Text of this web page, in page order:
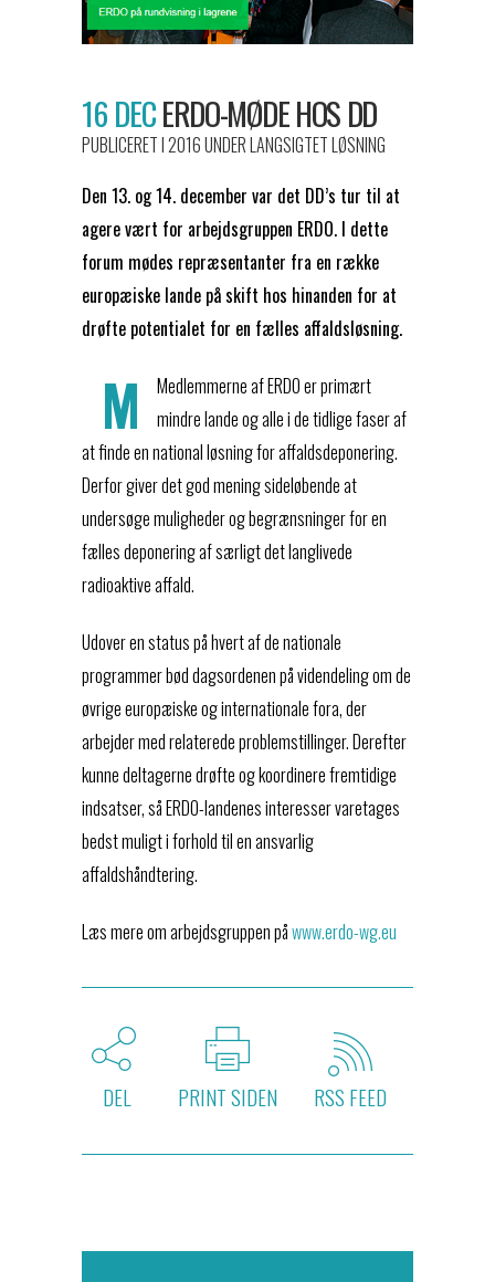
16 DECERDO-MØDE HOS DD
PUBLICERET I 2016UNDERLANGSIGTET LØSNING
Den 13. og 14. december var det DD’s tur til at
agere vært for arbejdsgruppen ERDO. I dette
forum mødes repræsentanter fra en række
europæiske lande på skift hos hinanden for at
drøfte potentialet for en fælles affaldsløsning.
M
Medlemmerne af ERDO er primært
mindre lande og alle i de tidlige faser af
at finde en national løsning for affaldsdeponering.
Derfor giver det god mening sideløbende at
undersøge muligheder og begrænsninger for en
fælles deponering af særligt det langlivede
radioaktive affald.
Udover en status på hvert af de nationale
programmer bød dagsordenen på videndeling om de
øvrige europæiske og internationale fora, der
arbejder med relaterede problemstillinger. Derefter
kunne deltagerne drøfte og koordinere fremtidige
indsatser, så ERDO-landenes interesser varetages
bedst muligt i forhold til en ansvarlig
affaldshåndtering.
Læs mere om arbejdsgruppen påwww.erdo-wg.eu
DEL PRINT SIDEN RSS FEED